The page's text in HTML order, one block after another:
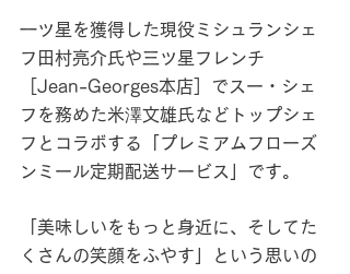
一ツ星を獲得した現役ミシュランシェ
フ田村亮介氏や三ツ星フレンチ
［Jean-Georges本店］でスー・シェ
フを務めた米澤文雄氏などトップシェ
フとコラボする「プレミアムフローズ
ンミール定期配送サービス」です。
「美味しいをもっと身近に、そしてた
くさんの笑顔をふやす」という思いの